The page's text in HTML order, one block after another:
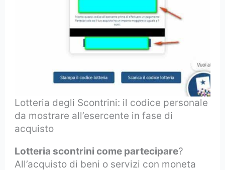
Lotteria degli Scontrini: il codice personale
da mostrare all’esercente in fase di
acquisto
Lotteria scontrini come partecipare?
All’acquisto di beni o servizi con moneta